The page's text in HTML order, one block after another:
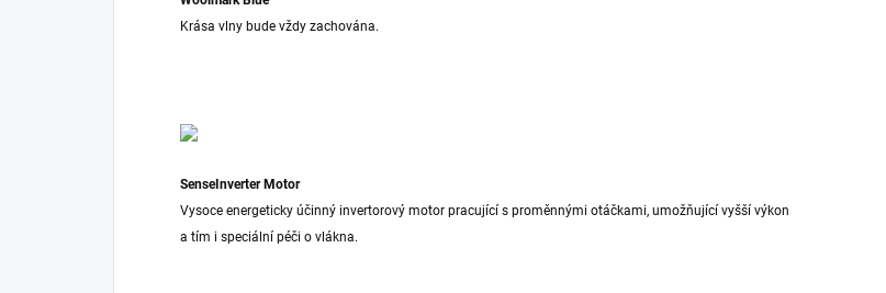
Krása vlny bude vždy zachována.
SenseInverter Motor
Vysoce energeticky účinný invertorový motor pracující s proměnnými otáčkami, umožňující vyšší výkon
a tím i speciální péči o vlákna.